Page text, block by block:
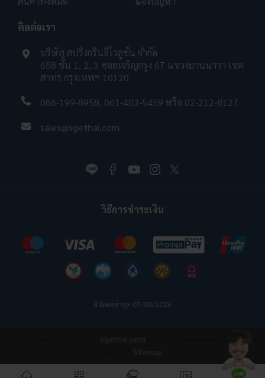
ติดต่อเรา
บริษัท สปริงกรีนอีโวลูชั่น จำกัด
658 ชั้น 1, 2, 3 ซอยเจริญกรุง 67 แขวงยานนาวา เขต
สาทร กรุงเทพฯ 10120
086-199-8958, 061-403-5459 หรือ 02-212-8127
sales@sgethai.com
วิธีการชำระเงิน
อัปเดตล่าสุด 07/08/2026
sgethai.com All Rights Reserved | Powered
Sitemap